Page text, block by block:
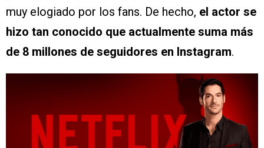
muy elogiado por los fans. De hecho, el actor se
hizo tan conocido que actualmente suma más
de 8 millones de seguidores en Instagram.